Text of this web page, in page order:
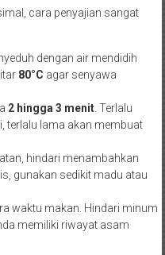
cara penyajian sangat
dengan air mendidih
80°C agar senyawa
2 hingga 3 menit. Terlalu
terlalu lama akan membuat
hindari menambahkan
gunakan sedikit madu atau
waktu makan. Hindari minum
memiliki riwayat asam